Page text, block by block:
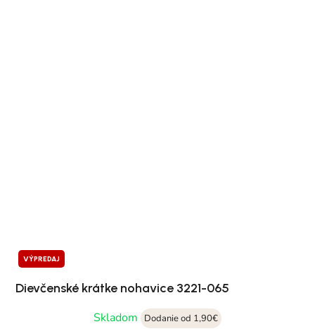
VÝPREDAJ
Dievčenské krátke nohavice 3221-065
Skladom
Dodanie od 1,90€